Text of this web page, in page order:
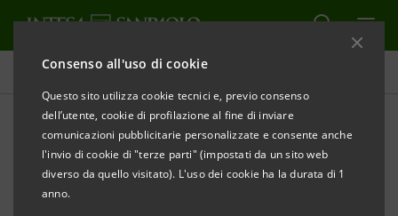
Consenso all'uso di cookie
Questo sito utilizza cookie tecnici e, previo consenso
dell’utente, cookie di profilazione al fine di inviare
comunicazioni pubblicitarie personalizzate e consente anche
l'invio di cookie di "terze parti" (impostati da un sito web
diverso da quello visitato). L'uso dei cookie ha la durata di 1
anno.
Intesa Sanpaolo On Air
INCLUSIONE
Le parole giuste dall'A alla Z